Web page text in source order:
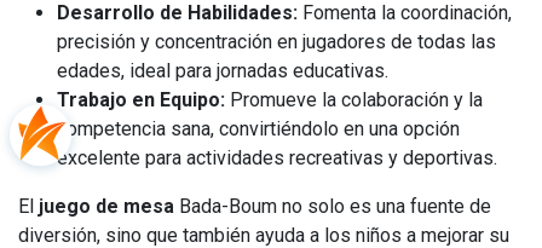
Desarrollo de Habilidades: Fomenta la coordinación,
precisión y concentración en jugadores de todas las
edades, ideal para jornadas educativas.
Trabajo en Equipo: Promueve la colaboración y la
competencia sana, convirtiéndolo en una opción
excelente para actividades recreativas y deportivas.
El juego de mesa Bada-Boum no solo es una fuente de
diversión, sino que también ayuda a los niños a mejorar su